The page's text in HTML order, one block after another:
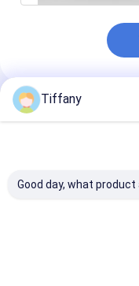
Sản Phẩm Khuyến
Tiffany
Good day, what product